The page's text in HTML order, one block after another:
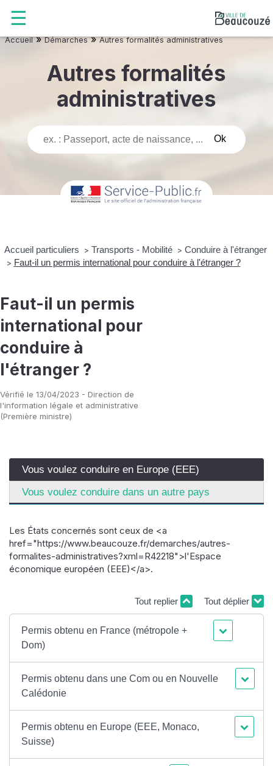
Accueil»Démarches»Autres formalités administratives
Autres formalités
administratives
Accueil particuliers > Transports - Mobilité > Conduire à l'étranger
> Faut-il un permis international pour conduire à l'étranger ?
Faut-il un permis
international pour
conduire à
l'étranger ?
Vérifié le 13/04/2023 - Direction de
l'information légale et administrative
(Première ministre)
Vous voulez conduire en Europe (EEE)
Vous voulez conduire dans un autre pays
Les États concernés sont ceux de <a
href="https://www.beaucouze.fr/demarches/autres-
formalites-administratives?xml=R42218">l'Espace
économique européen (EEE)</a>.
Tout replier Tout déplier
Permis obtenu en France (métropole +
Dom)
Permis obtenu dans une Com ou en Nouvelle
Calédonie
Permis obtenu en Europe (EEE, Monaco,
Suisse)